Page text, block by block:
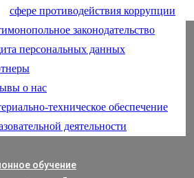
сфере противодействия коррупции
законодательство
персональных данных
о нас
техническое обеспечение
деятельности
обучение